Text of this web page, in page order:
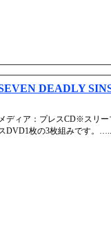
DEADLY
メディア：プレスCD※スリ
DVD1枚の3枚組みです。…..